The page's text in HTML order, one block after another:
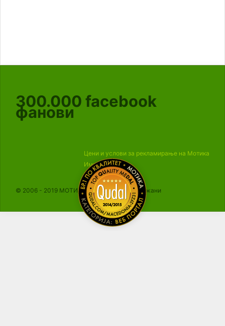
300.000 facebook
фанови
Цени и услови за рекламирање на Мотика
Импресум
© 2006 - 2019 МОТИКА, Сите права се задржани